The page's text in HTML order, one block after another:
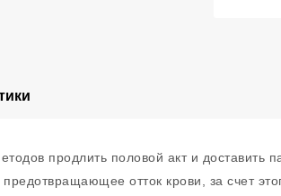
продлить половой акт и доставить
отток крови, за счет